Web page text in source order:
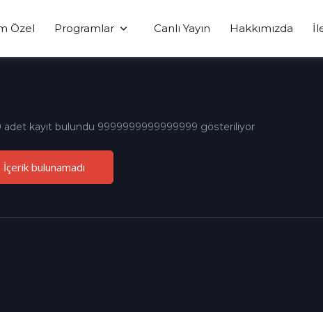
Özel Programlar Canlı Yayın Hakkımızda
adet kayıt bulundu 9999999999999999 gösteriliyor
İçerik bulunamadı